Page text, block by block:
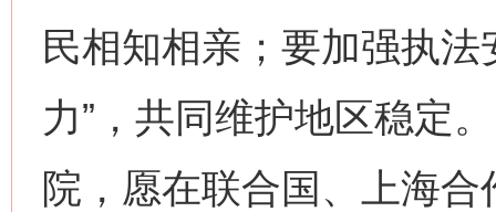
民相知相亲；要加强执
力”，共同维护地区稳定
院，愿在联合国、上海